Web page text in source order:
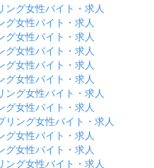
ング女性バイト・求人
グ女性バイト・求人
グ女性バイト・求人
グ女性バイト・求人
グ女性バイト・求人
グ女性バイト・求人
ング女性バイト・求人
グ女性バイト・求人
リング女性バイト・求人
グ女性バイト・求人
グ女性バイト・求人
ング女性バイト・求人